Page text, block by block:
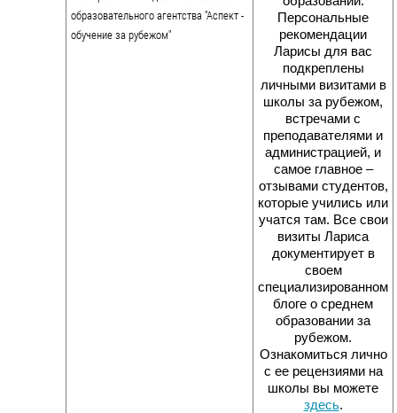
Персональные
рекомендации
Ларисы для вас
подкреплены
личными визитами в
школы за рубежом,
встречами с
преподавателями и
администрацией, и
самое главное –
отзывами студентов,
которые учились или
учатся там. Все свои
визиты Лариса
документирует в
своем
специализированном
блоге о среднем
образовании за
рубежом.
Ознакомиться лично
с ее рецензиями на
школы вы можете
здесь.